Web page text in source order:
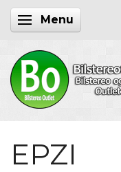
Skifte navigation
Menu
EPZI